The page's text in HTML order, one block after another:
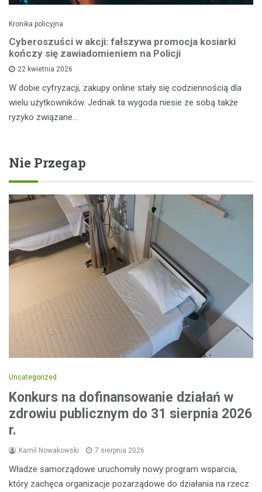
Kronika policyjna
Cyberoszuści w akcji: fałszywa promocja kosiarki
kończy się zawiadomieniem na Policji
22 kwietnia 2026
W dobie cyfryzacji, zakupy online stały się codziennością dla
wielu użytkowników. Jednak ta wygoda niesie ze sobą także
ryzyko związane…
Nie Przegap
Uncategorized
Konkurs na dofinansowanie działań w
zdrowiu publicznym do 31 sierpnia 2026
r.
Kamil Nowakowski 7 sierpnia 2026
Władze samorządowe uruchomiły nowy program wsparcia,
który zachęca organizacje pozarządowe do działania na rzecz